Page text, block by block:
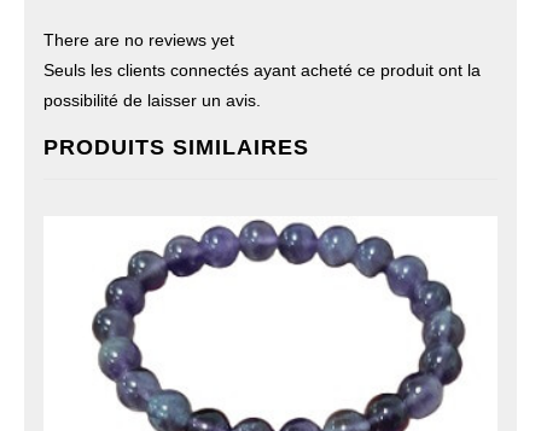
There are no reviews yet
Seuls les clients connectés ayant acheté ce produit ont la
possibilité de laisser un avis.
PRODUITS SIMILAIRES